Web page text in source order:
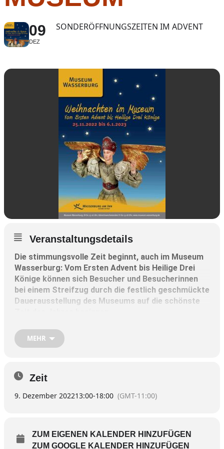
09
DEZ
SONDERÖFFNUNGSZEITEN IM ADVENT
Veranstaltungsdetails
Die stimmungsvolle Zeit beginnt, auch im Museum
Wasserburg: Vom Ersten Advent bis Heilige Drei
Könige können sich Besucher und Besucherinnen
bei einem Streifzug durch die festlich geschmückte
Dauerausstellung des Museums auf die schönste
Vielerlei stimmungsvolle Inszenierungen und
traditionelles Brauchtum zur Weihnachtszeit lassen
über Adventskranz und Paradeisl, Nikolaus und
Krampus, Barbarazweige und Fatschenkindl bis hin zum
Christbaum des Biedermeier.
aus dem Anwesen der Familie Beyer im Weberzipfel
stammt und im Kern um das Jahr 1870 datiert werden
MEHR
Zeit
9. Dezember 202213:00-18:00 (GMT-11:00)
ZUM EIGENEN KALENDER HINZUFÜGEN
ZUM GOOGLE KALENDER HINZUFÜGEN